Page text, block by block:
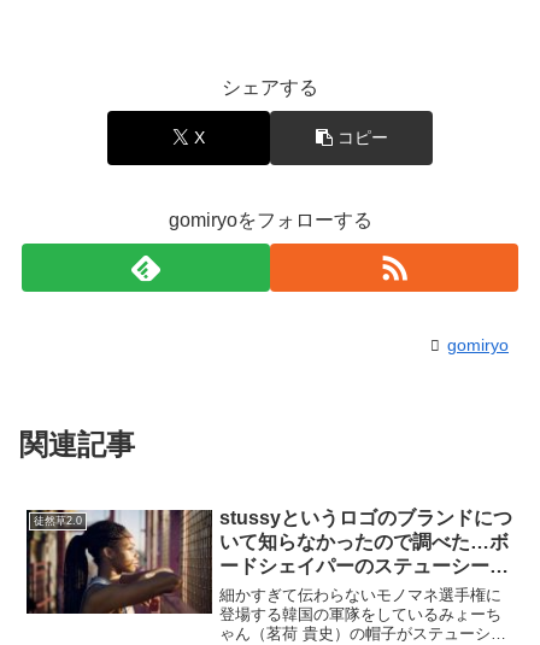
シェアする
X コピー
gomiryoをフォローする
gomiryo
関連記事
徒然草2.0
stussyというロゴのブランドにつ
いて知らなかったので調べた…ボ
ードシェイパーのステューシーっ
て何なの？
細かすぎて伝わらないモノマネ選手権に
登場する韓国の軍隊をしているみょーち
ゃん（茗荷 貴史）の帽子がステューシー